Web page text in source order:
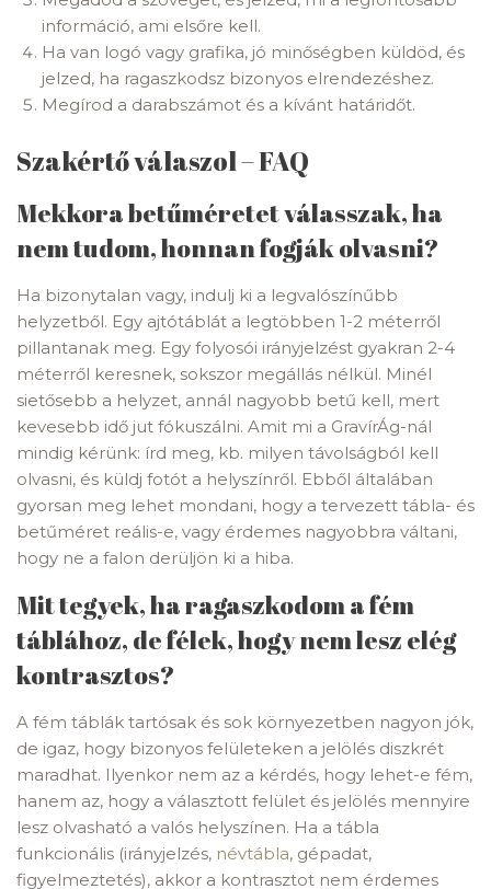
információ, ami elsőre kell.
Ha van logó vagy grafika, jó minőségben küldöd, és
jelzed, ha ragaszkodsz bizonyos elrendezéshez.
Megírod a darabszámot és a kívánt határidőt.
Szakértő válaszol – FAQ
Mekkora betűméretet válasszak, ha
nem tudom, honnan fogják olvasni?
Ha bizonytalan vagy, indulj ki a legvalószínűbb
helyzetből. Egy ajtótáblát a legtöbben 1-2 méterről
pillantanak meg. Egy folyosói irányjelzést gyakran 2-4
méterről keresnek, sokszor megállás nélkül. Minél
sietősebb a helyzet, annál nagyobb betű kell, mert
kevesebb idő jut fókuszálni. Amit mi a GravírÁg-nál
mindig kérünk: írd meg, kb. milyen távolságból kell
olvasni, és küldj fotót a helyszínről. Ebből általában
gyorsan meg lehet mondani, hogy a tervezett tábla- és
betűméret reális-e, vagy érdemes nagyobbra váltani,
hogy ne a falon derüljön ki a hiba.
Mit tegyek, ha ragaszkodom a fém
táblához, de félek, hogy nem lesz elég
kontrasztos?
A fém táblák tartósak és sok környezetben nagyon jók,
de igaz, hogy bizonyos felületeken a jelölés diszkrét
maradhat. Ilyenkor nem az a kérdés, hogy lehet-e fém,
hanem az, hogy a választott felület és jelölés mennyire
lesz olvasható a valós helyszínen. Ha a tábla
funkcionális (irányjelzés, névtábla, gépadat,
figyelmeztetés), akkor a kontrasztot nem érdemes